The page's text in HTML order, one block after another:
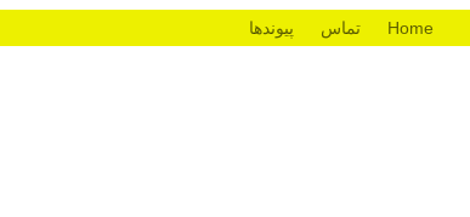
Home تماس پیوندها